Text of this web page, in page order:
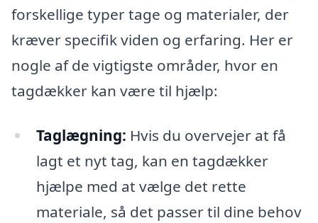
forskellige typer tage og materialer, der
kræver specifik viden og erfaring. Her er
nogle af de vigtigste områder, hvor en
tagdækker kan være til hjælp:
Taglægning: Hvis du overvejer at få
lagt et nyt tag, kan en tagdækker
hjælpe med at vælge det rette
materiale, så det passer til dine behov